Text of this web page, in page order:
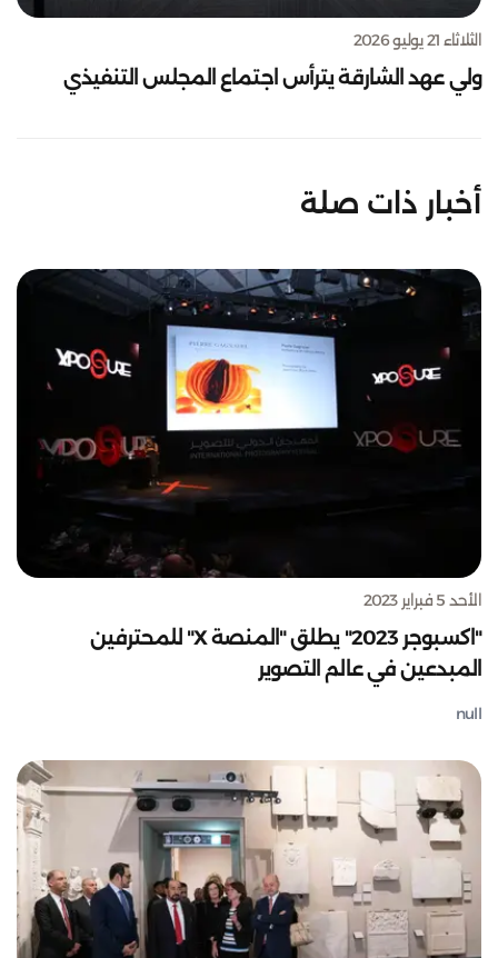
الثلاثاء 21 يوليو 2026
أخبار ذات صلة
الأحد 5 فبراير 2023
"اكسبوجر 2023" يطلق "المنصة X" للمحترفين
المبدعين في عالم التصوير
null